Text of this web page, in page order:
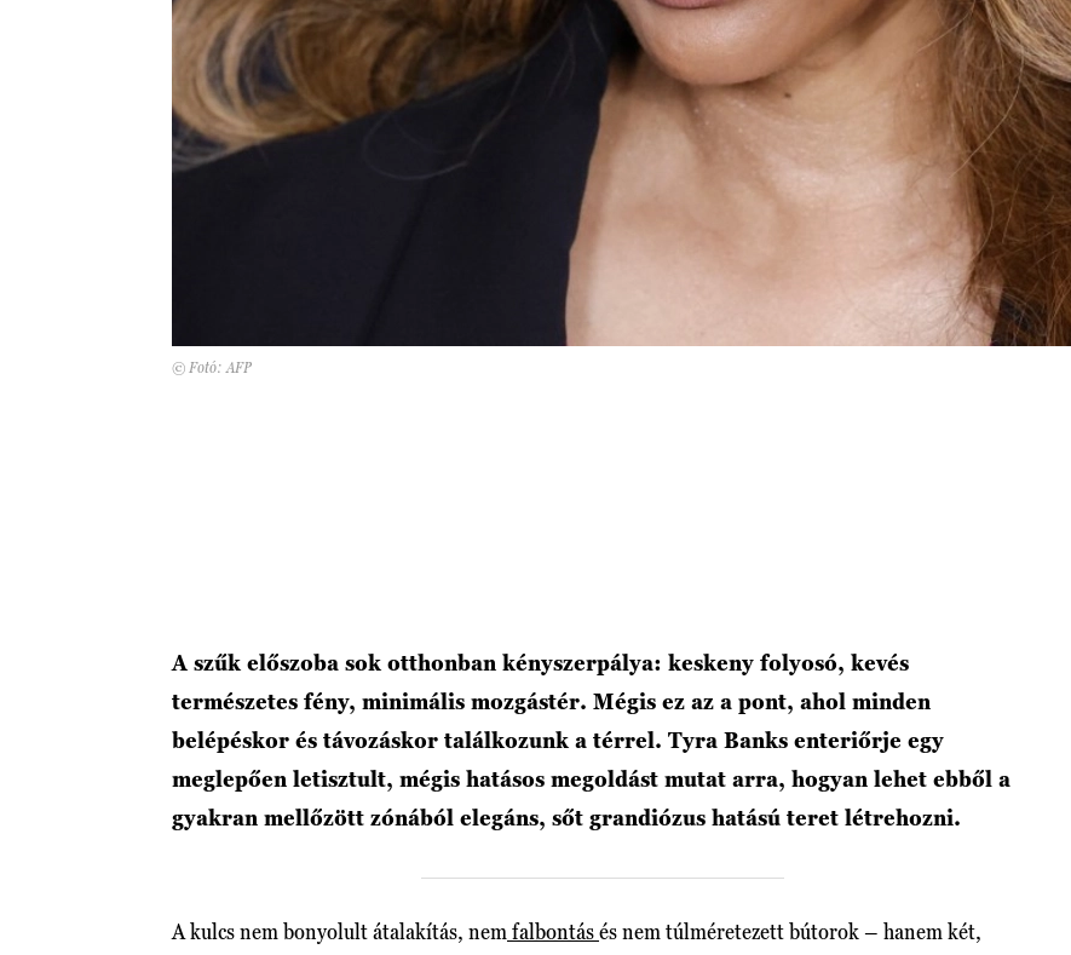
© Fotó: AFP
A szűk előszoba sok otthonban kényszerpálya: keskeny folyosó, kevés
természetes fény, minimális mozgástér. Mégis ez az a pont, ahol minden
belépéskor és távozáskor találkozunk a térrel. Tyra Banks enteriőrje egy
meglepően letisztult, mégis hatásos megoldást mutat arra, hogyan lehet ebből a
gyakran mellőzött zónából elegáns, sőt grandiózus hatású teret létrehozni.
A kulcs nem bonyolult átalakítás, nem falbontásés nem túlméretezett bútorok – hanem két,